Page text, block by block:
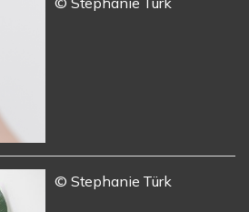
© Stephanie Türk